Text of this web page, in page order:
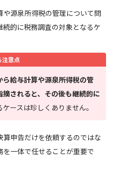
や源泉所得税の管理について問
的に税務調査の対象となるケ
注意点
ら給与計算や源泉所得税の管
されると、その後も継続的に
ケースは珍しくありません。
申告だけを依頼するのではな
を一体で任せることが重要で